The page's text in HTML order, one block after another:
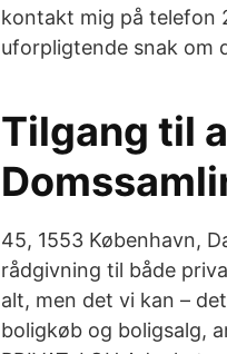
kontakt mig på telefon
uforpligtende snak om
Tilgang til
45, 1553 København,
rådgivning til både
alt, men det vi kan –
boligkøb og boligsalg,